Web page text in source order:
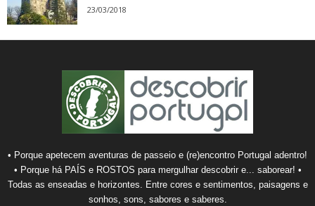
23/03/2018
• Porque apetecem aventuras de passeio e (re)encontro Portugal adentro!
• Porque há PAÍS e ROSTOS para mergulhar descobrir e... saborear! •
Todas as enseadas e horizontes. Entre cores e sentimentos, paisagens e
sonhos, sons, sabores e saberes.